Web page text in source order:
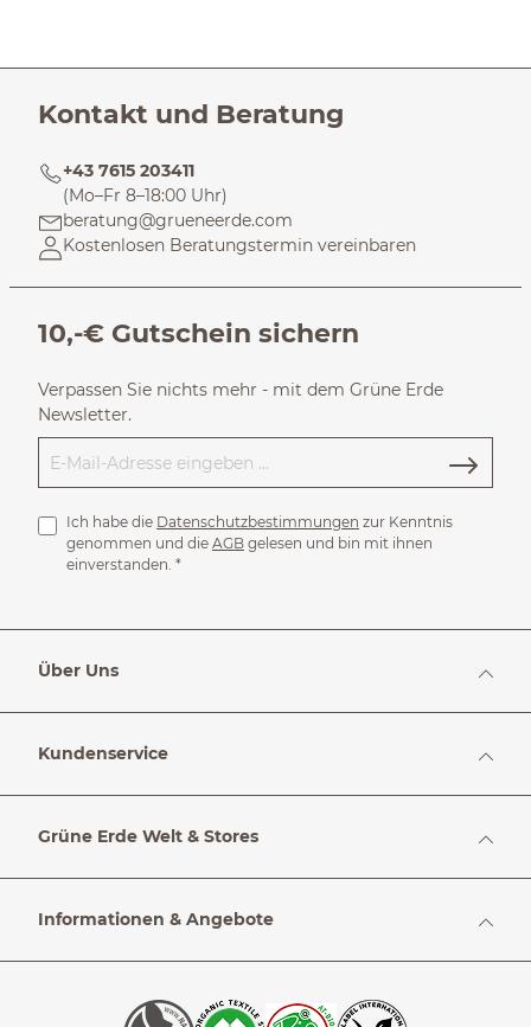
Kontakt und Beratung
+43 7615 203411
(Mo–Fr 8–18:00 Uhr)
beratung@grueneerde.com
Kostenlosen Beratungstermin vereinbaren
10,-€ Gutschein sichern
Verpassen Sie nichts mehr - mit dem Grüne Erde
Newsletter.
Ich habe die Datenschutzbestimmungen zur Kenntnis
genommen und die AGB gelesen und bin mit ihnen
einverstanden. *
Über Uns
Kundenservice
Grüne Erde Welt & Stores
Informationen & Angebote